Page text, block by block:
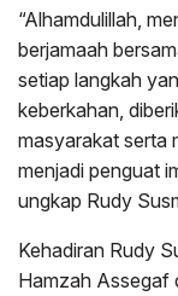
“Alhamdulillah,
berjamaah
setiap langkah
keberkahan,
masyarakat serta
menjadi penguat
ungkap Rudy
Kehadiran Rudy
Hamzah Assegaf